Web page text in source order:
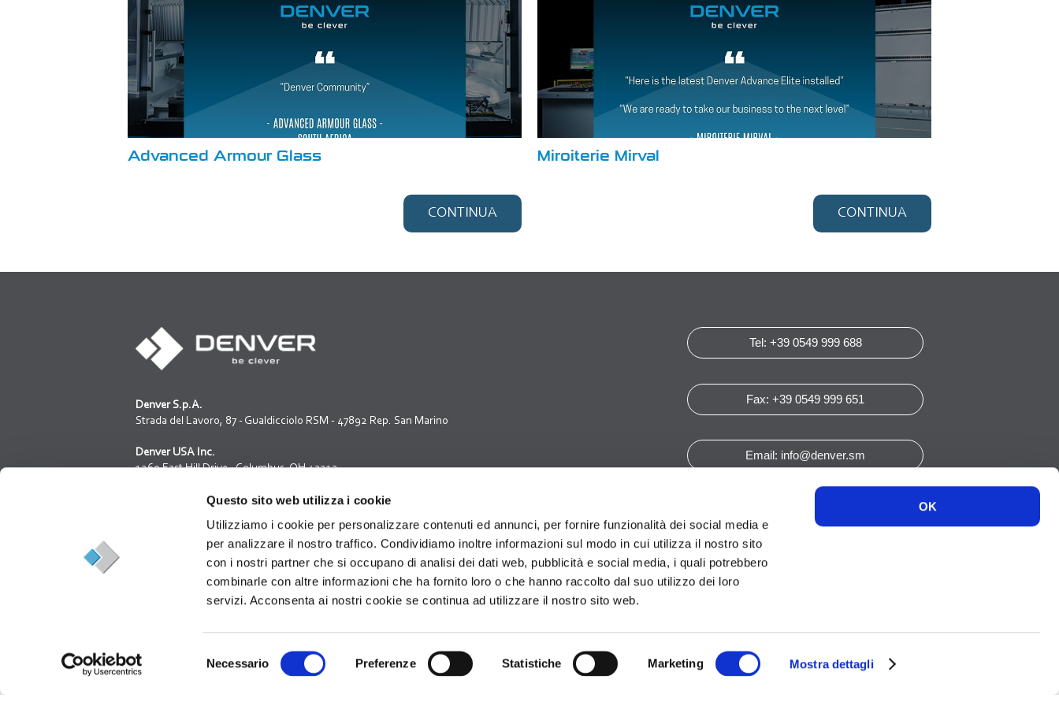
Questo sito web utilizza i cookie
Utilizziamo i cookie per personalizzare contenuti ed annunci, per fornire funzionalità dei social media e
per analizzare il nostro traffico. Condividiamo inoltre informazioni sul modo in cui utilizza il nostro sito
con i nostri partner che si occupano di analisi dei dati web, pubblicità e social media, i quali potrebbero
combinarle con altre informazioni che ha fornito loro o che hanno raccolto dal suo utilizzo dei loro
servizi. Acconsenta ai nostri cookie se continua ad utilizzare il nostro sito web.
del
Necessario Preferenze Statistiche Marketing Mostra dettagli
OK
Advanced Armour Glass
CONTINUA
Miroiterie Mirval
CONTINUA
Denver S.p.A.
Strada del Lavoro, 87 - Gualdicciolo RSM - 47892 Rep. San Marino
Denver USA Inc.
1269 East Hill Drive - Columbus, OH 43213
Capitale sociale: 3.200.000,00
Tel: +39 0549 999 688
Fax: +39 0549 999 651
Email: info@denver.sm
Connect with Denver Newsletter Subscription